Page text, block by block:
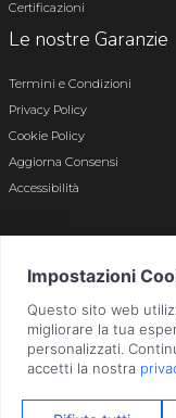
Certificazioni
Le nostre Garanzie
Termini e Condizioni
Privacy Policy
Cookie Policy
Aggiorna Consensi
Accessibilità
Bergamo n.